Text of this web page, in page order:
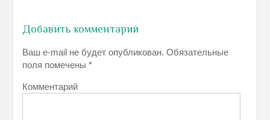
Добавить комментарий
Ваш e-mail не будет опубликован. Обязательные
поля помечены*
Комментарий